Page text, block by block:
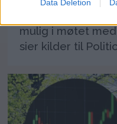
Data Deletion
mulig i møtet
sier kilder til